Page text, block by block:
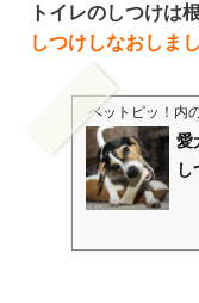
トイレのしつけは
しつけしなおしまし
ペットピッ！ 内
愛
し